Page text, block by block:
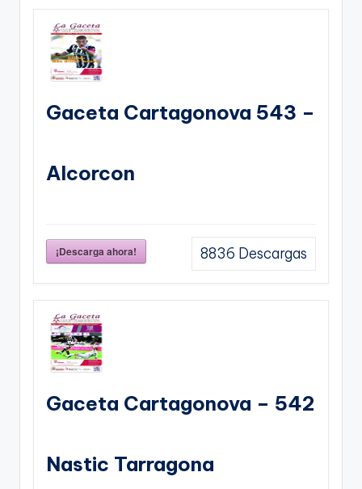
Gaceta Cartagonova 543 –
Alcorcon
¡Descarga ahora! 8836 Descargas
Gaceta Cartagonova – 542
Nastic Tarragona